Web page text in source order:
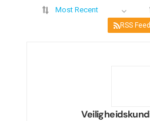
Most Recent
RSS Feed